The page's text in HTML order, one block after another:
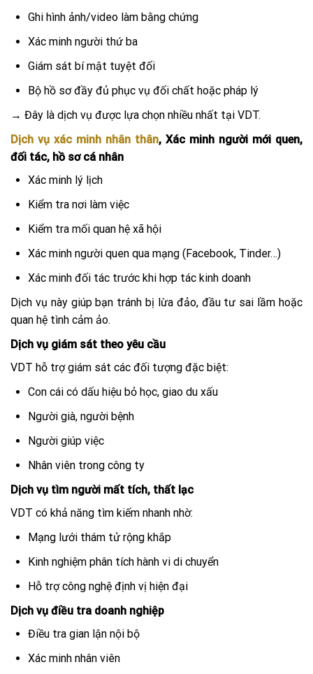
Ghi hình ảnh/video làm bằng chứng
Xác minh người thứ ba
Giám sát bí mật tuyệt đối
Bộ hồ sơ đầy đủ phục vụ đối chất hoặc pháp lý
→ Đây là dịch vụ được lựa chọn nhiều nhất tại VDT.
Dịch vụ xác minh nhân thân, Xác minh người mới quen,
đối tác, hồ sơ cá nhân
Xác minh lý lịch
Kiểm tra nơi làm việc
Kiểm tra mối quan hệ xã hội
Xác minh người quen qua mạng (Facebook, Tinder…)
Xác minh đối tác trước khi hợp tác kinh doanh
Dịch vụ này giúp bạn tránh bị lừa đảo, đầu tư sai lầm hoặc
quan hệ tình cảm ảo.
Dịch vụ giám sát theo yêu cầu
VDT hỗ trợ giám sát các đối tượng đặc biệt:
Con cái có dấu hiệu bỏ học, giao du xấu
Người già, người bệnh
Người giúp việc
Nhân viên trong công ty
Dịch vụ tìm người mất tích, thất lạc
VDT có khả năng tìm kiếm nhanh nhờ:
Mạng lưới thám tử rộng khắp
Kinh nghiệm phân tích hành vi di chuyển
Hỗ trợ công nghệ định vị hiện đại
Dịch vụ điều tra doanh nghiệp
Điều tra gian lận nội bộ
Xác minh nhân viên